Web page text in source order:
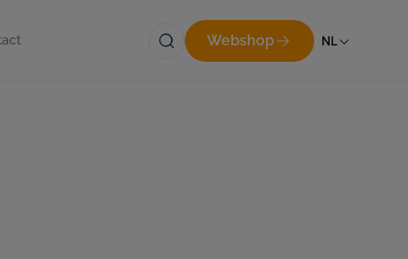
Webshop NL